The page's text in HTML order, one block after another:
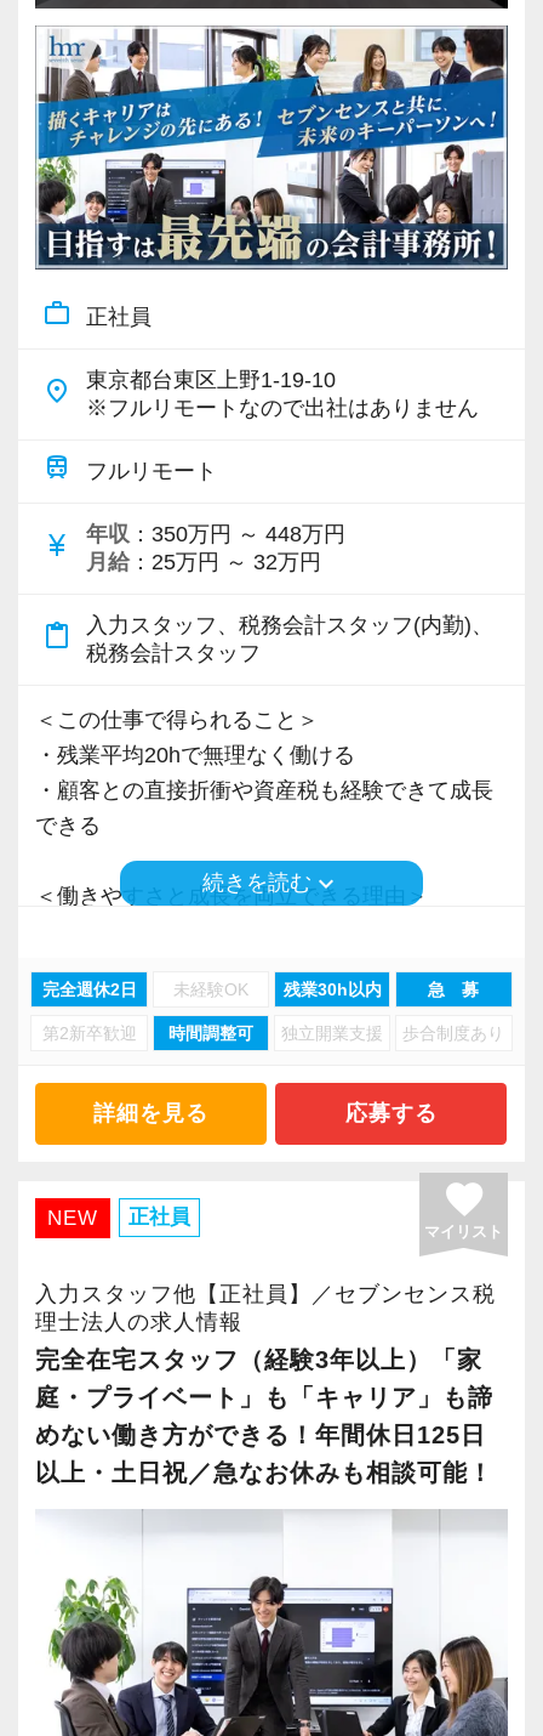
work_outline 正社員
place
東京都台東区上野1-19-10
※フルリモートなので出社はありません
train フルリモート
currency_yen 年収 ：350万円 ～ 448万円
月給 ：25万円 ～ 32万円
content_paste
入力スタッフ、税務会計スタッフ(内勤)、
税務会計スタッフ
＜この仕事で得られること＞
・残業平均20hで無理なく働ける
・顧客との直接折衝や資産税も経験できて成長
できる
＜働きやすさと成長を両立できる理由＞
・分業体制で業務負担を軽減
・顧客対応や提案業務に集中可能
・資産税や相続など専門性の高い案件あり
・経験値が自然と積み上がる環境
・有給取得率90％以上
・繁忙期も月30～40h程度
・男性の育休取得率100％
・テレワーク導入済み
・全席デュアルモニタ完備
＜幅広い経験・成長環境＞
・9割が紹介の安定基盤
・個人～大企業まで幅広く経験可能
・税務顧問＋資産税に関与
・相続／事業承継／M&Aにも対応
続きを読むkeyboard_arrow_down
完全週休2日 未経験OK 残業30h以内 急 募
第2新卒歓迎 時間調整可 独立開業支援 歩合制度あり
詳細を見る 応募する
NEW 正社員 favorite
マイリスト
入力スタッフ他【正社員】／セブンセンス税
理士法人の求人情報
完全在宅スタッフ（経験3年以上）「家
庭・プライベート」も「キャリア」も諦
めない働き方ができる！年間休日125日
以上・土日祝／急なお休みも相談可能！